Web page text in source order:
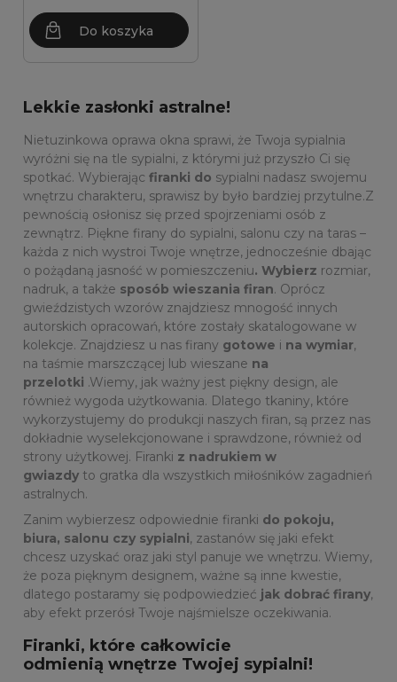
Do koszyka
Lekkie zasłonki astralne!
Nietuzinkowa oprawa okna sprawi, że Twoja sypialnia
wyróżni się na tle sypialni, z którymi już przyszło Ci się
spotkać. Wybierając firanki do sypialni nadasz swojemu
wnętrzu charakteru, sprawisz by było bardziej przytulne.Z
pewnością osłonisz się przed spojrzeniami osób z
zewnątrz. Piękne firany do sypialni, salonu czy na taras –
każda z nich wystroi Twoje wnętrze, jednocześnie dbając
o pożądaną jasność w pomieszczeniu. Wybierz rozmiar,
nadruk, a także sposób wieszania firan. Oprócz
gwieździstych wzorów znajdziesz mnogość innych
autorskich opracowań, które zostały skatalogowane w
kolekcje. Znajdziesz u nas firany gotowe i na wymiar,
na taśmie marszczącej lub wieszane na
przelotki .Wiemy, jak ważny jest piękny design, ale
również wygoda użytkowania. Dlatego tkaniny, które
wykorzystujemy do produkcji naszych firan, są przez nas
dokładnie wyselekcjonowane i sprawdzone, również od
strony użytkowej. Firanki z nadrukiem w
gwiazdy to gratka dla wszystkich miłośników zagadnień
astralnych.
Zanim wybierzesz odpowiednie firanki do pokoju,
biura, salonu czy sypialni, zastanów się jaki efekt
chcesz uzyskać oraz jaki styl panuje we wnętrzu. Wiemy,
że poza pięknym designem, ważne są inne kwestie,
dlatego postaramy się podpowiedzieć jak dobrać firany,
aby efekt przerósł Twoje najśmielsze oczekiwania.
Firanki, które całkowicie
odmienią wnętrze Twojej sypialni!